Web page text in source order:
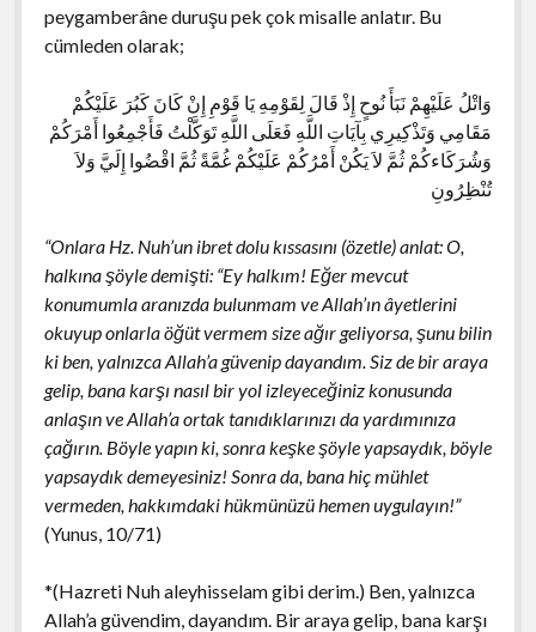
peygamberâne duruşu pek çok misalle anlatır. Bu
cümleden olarak;
وَاتْلُ عَلَيْهِمْ نَبَأَ نُوحٍ إِذْ قَالَ لِقَوْمِهِ يَا قَوْمِ إِنْ كَانَ كَبُرَ عَلَيْكُمْ
مَقَامِي وَتَذْكِيرِي بِآيَاتِ اللَّهِ فَعَلَى اللَّهِ تَوَكَّلْتُ فَأَجْمِعُوا أَمْرَكُمْ
وَشُرَكَاءكُمْ ثُمَّ لاَ يَكُنْ أَمْرُكُمْ عَلَيْكُمْ غُمَّةً ثُمَّ اقْضُوا إِلَيَّ وَلاَ
تُنْظِرُونِ
“Onlara Hz. Nuh’un ibret dolu kıssasını (özetle) anlat: O,
halkına şöyle demişti: “Ey halkım! Eğer mevcut
konumumla aranızda bulunmam ve Allah’ın âyetlerini
okuyup onlarla öğüt vermem size ağır geliyorsa, şunu bilin
ki ben, yalnızca Allah’a güvenip dayandım. Siz de bir araya
gelip, bana karşı nasıl bir yol izleyeceğiniz konusunda
anlaşın ve Allah’a ortak tanıdıklarınızı da yardımınıza
çağırın. Böyle yapın ki, sonra keşke şöyle yapsaydık, böyle
yapsaydık demeyesiniz! Sonra da, bana hiç mühlet
vermeden, hakkımdaki hükmünüzü hemen uygulayın!”
(Yunus, 10/71)
*(Hazreti Nuh aleyhisselam gibi derim.) Ben, yalnızca
Allah’a güvendim, dayandım. Bir araya gelip, bana karşı